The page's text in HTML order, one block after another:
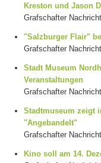
Kreston und Jason
Grafschafter
"Salzburger Flair"
Grafschafter
Stadt Museum
Veranstaltungen
Grafschafter
Stadtmuseum zeigt
"Angebandelt"
Grafschafter
Kino soll am 14.